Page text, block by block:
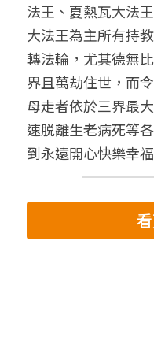
法王、夏熱瓦大法
大法王為主所有持
轉法輪，尤其德無
界且萬劫住世，而
母走者依於三界最
速脱離生老病死等
到永遠開心快樂幸